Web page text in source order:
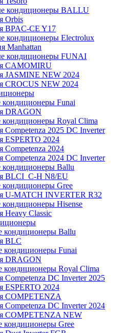
кондиционеры BALLU
Orbis
BPAC-CE Y17
кондиционеры Electrolux
Manhattan
кондиционеры FUNAI
CAMOMIRU
JASMINE NEW 2024
CROCUS NEW 2024
кондиционеры Funai
DRAGON
кондиционеры Royal Clima
Competenza 2025 DC Inverter
ESPERTO 2024
Competenza 2024
Competenza 2024 DC Inverter
кондиционеры Ballu
BLCI_C-H N8/EU
кондиционеры Gree
U-MATCH INVERTER R32
кондиционеры Hisense
Heavy Classic
кондиционеры Ballu
BLC
кондиционеры Funai
DRAGON
кондиционеры Royal Clima
Competenza DC Inverter 2025
ESPERTO 2024
COMPETENZA
Competenza DC Inverter 2024
COMPETENZA NEW
кондиционеры Gree